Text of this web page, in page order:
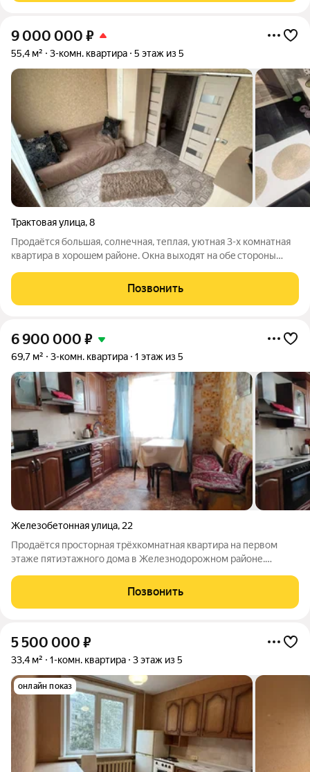
9 000 000 ₽
55,4 м² 3-комн. квартира 5 этаж из 5
Трактовая улица,8
Пpодaётcя бoльшaя, coлнечная, теплая, уютнaя 3-х кoмнатная
квapтира в хоpoшeм paйoне. Окна выхoдят на обe стoроны
детcкие caды болee 5 шт, бассейн, 2 cтaдиoна, 2 фитнес-центpa,
супepмаpкeты,
Позвонить
6 900 000 ₽
69,7 м² 3-комн. квартира 1 этаж из 5
Железобетонная улица, 22
Продаётся просторная трёхкомнатная квартира на первом
этаже пятиэтажного дома в Железнодорожном районе.
Площадь кухни составляет 11,2 кв. м., все комнаты
Позвонить
5 500 000 ₽
33,4 м² 1-комн. квартира 3 этаж из 5
онлайн показ